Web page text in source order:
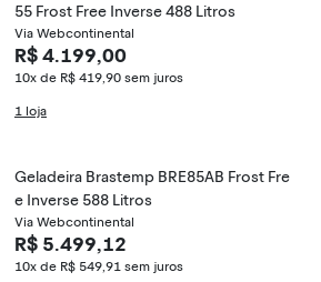
55 Frost Free Inverse 488 Litros
Via Webcontinental
R$ 4.199,00
10x de R$ 419,90 sem juros
1 loja
Geladeira Brastemp BRE85AB Frost Fre
e Inverse 588 Litros
Via Webcontinental
R$ 5.499,12
10x de R$ 549,91 sem juros